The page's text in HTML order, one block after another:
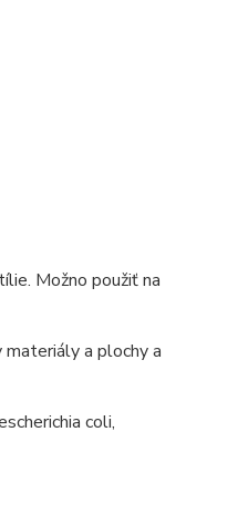
Možno použiť na
a plochy a
coli,